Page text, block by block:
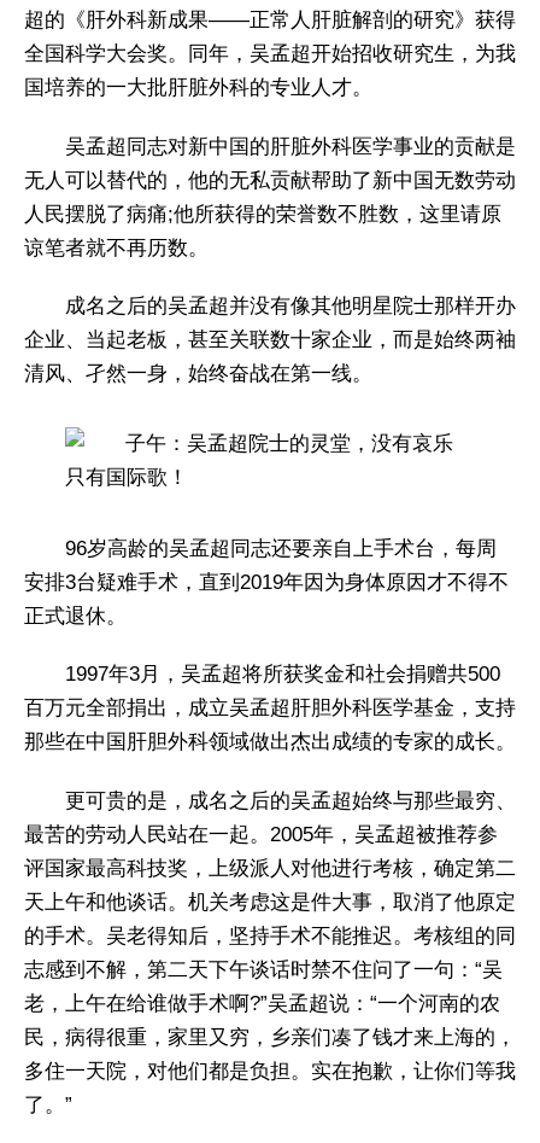
超的《肝外科新成果——正常人肝脏解剖的研究》获得
全国科学大会奖。同年，吴孟超开始招收研究生，为我
国培养的一大批肝脏外科的专业人才。
吴孟超同志对新中国的肝脏外科医学事业的贡献是
无人可以替代的，他的无私贡献帮助了新中国无数劳动
人民摆脱了病痛;他所获得的荣誉数不胜数，这里请原
谅笔者就不再历数。
成名之后的吴孟超并没有像其他明星院士那样开办
企业、当起老板，甚至关联数十家企业，而是始终两袖
清风、孑然一身，始终奋战在第一线。
96岁高龄的吴孟超同志还要亲自上手术台，每周
安排3台疑难手术，直到2019年因为身体原因才不得不
正式退休。
1997年3月，吴孟超将所获奖金和社会捐赠共500
百万元全部捐出，成立吴孟超肝胆外科医学基金，支持
那些在中国肝胆外科领域做出杰出成绩的专家的成长。
更可贵的是，成名之后的吴孟超始终与那些最穷、
最苦的劳动人民站在一起。2005年，吴孟超被推荐参
评国家最高科技奖，上级派人对他进行考核，确定第二
天上午和他谈话。机关考虑这是件大事，取消了他原定
的手术。吴老得知后，坚持手术不能推迟。考核组的同
志感到不解，第二天下午谈话时禁不住问了一句：“吴
老，上午在给谁做手术啊?”吴孟超说：“一个河南的农
民，病得很重，家里又穷，乡亲们凑了钱才来上海的，
多住一天院，对他们都是负担。实在抱歉，让你们等我
了。”